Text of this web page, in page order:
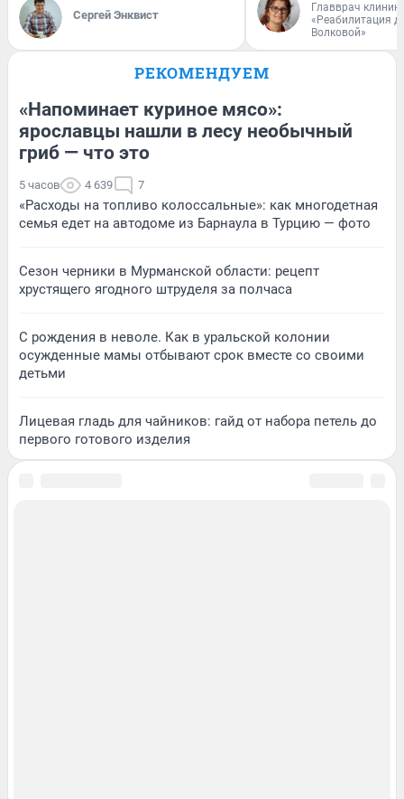
Сергей Энквист
Главврач
«Реабилитация
Волковой»
РЕКОМЕНДУЕМ
«Напоминает куриное мясо»:
ярославцы нашли в лесу необычный
гриб — что это
5 часов 4 639 7
«Расходы на топливо колоссальные»: как многодетная
семья едет на автодоме из Барнаула в Турцию — фото
Сезон черники в Мурманской области: рецепт
хрустящего ягодного штруделя за полчаса
С рождения в неволе. Как в уральской колонии
осужденные мамы отбывают срок вместе со своими
детьми
Лицевая гладь для чайников: гайд от набора петель до
первого готового изделия